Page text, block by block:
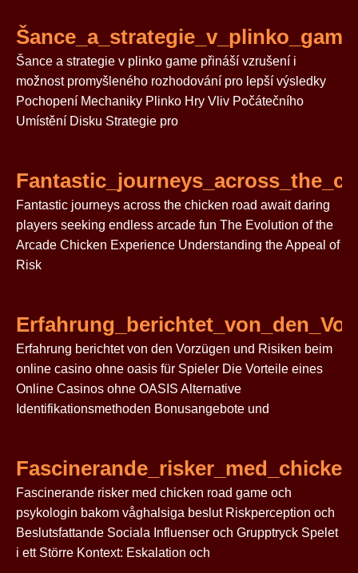
Šance a strategie v plinko game přináší vzrušení i
možnost promyšleného rozhodování pro lepší výsledky
Pochopení Mechaniky Plinko Hry Vliv Počátečního
Umístění Disku Strategie pro
Fantastic journeys across the chicken road await daring
players seeking endless arcade fun The Evolution of the
Arcade Chicken Experience Understanding the Appeal of
Risk
Erfahrung berichtet von den Vorzügen und Risiken beim
online casino ohne oasis für Spieler Die Vorteile eines
Online Casinos ohne OASIS Alternative
Identifikationsmethoden Bonusangebote und
Fascinerande risker med chicken road game och
psykologin bakom våghalsiga beslut Riskperception och
Beslutsfattande Sociala Influenser och Grupptryck Spelet
i ett Större Kontext: Eskalation och